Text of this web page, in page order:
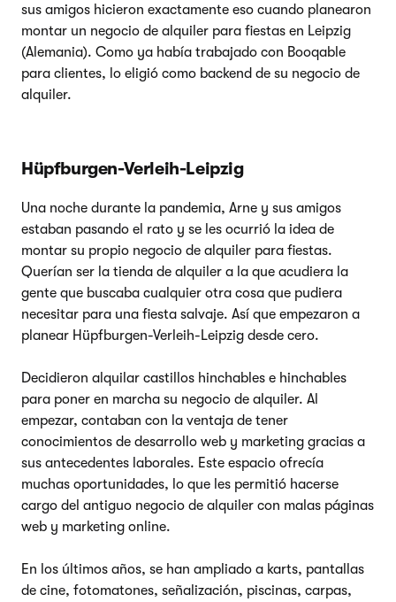
sus amigos hicieron exactamente eso cuando planearon
montar un negocio de alquiler para fiestas en Leipzig
(Alemania). Como ya había trabajado con Booqable
para clientes, lo eligió como backend de su negocio de
alquiler.
Hüpfburgen-Verleih-Leipzig
Una noche durante la pandemia, Arne y sus amigos
estaban pasando el rato y se les ocurrió la idea de
montar su propio negocio de alquiler para fiestas.
Querían ser la tienda de alquiler a la que acudiera la
gente que buscaba cualquier otra cosa que pudiera
necesitar para una fiesta salvaje. Así que empezaron a
planear Hüpfburgen-Verleih-Leipzig desde cero.
Decidieron alquilar castillos hinchables e hinchables
para poner en marcha su negocio de alquiler. Al
empezar, contaban con la ventaja de tener
conocimientos de desarrollo web y marketing gracias a
sus antecedentes laborales. Este espacio ofrecía
muchas oportunidades, lo que les permitió hacerse
cargo del antiguo negocio de alquiler con malas páginas
web y marketing online.
En los últimos años, se han ampliado a karts, pantallas
de cine, fotomatones, señalización, piscinas, carpas,